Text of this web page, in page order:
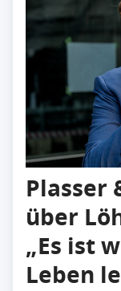
Plasser
über
„Es ist
Leben